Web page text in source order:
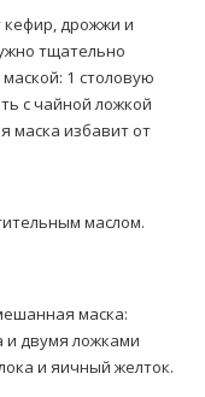
кефир, дрожжи и
тщательно
1 столовую
с чайной ложкой
маска избавит от
маслом.
маска:
и двумя ложками
и яичный желток.